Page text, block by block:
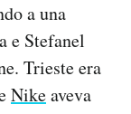
a una
e Stefanel
Trieste era
Nikeaveva